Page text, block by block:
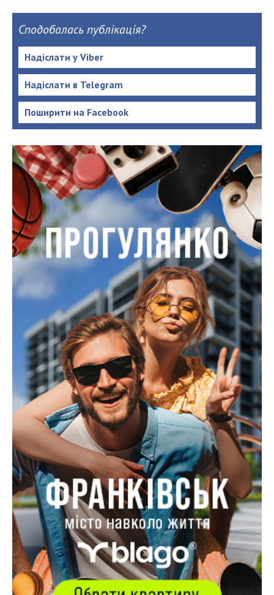
Сподобалась публікація?
Надіслати у Viber
Надіслати в Telegram
Поширити на Facebook